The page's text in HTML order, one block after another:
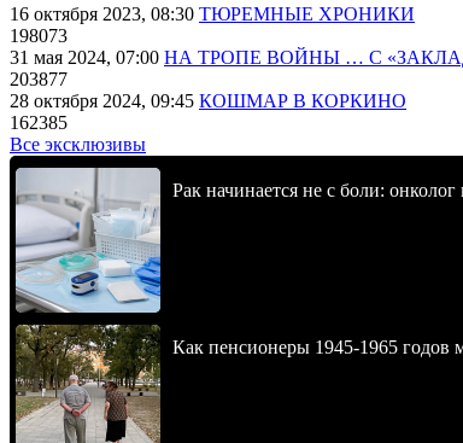
16 октября 2023, 08:30 ТЮРЕМНЫЕ ХРОНИКИ
198073
31 мая 2024, 07:00 НА ТРОПЕ ВОЙНЫ … С
203877
28 октября 2024, 09:45 КОШМАР В КОРКИНО
162385
Все эксклюзивы
Рак начинается не с боли:
Как пенсионеры 1945-1965 годов